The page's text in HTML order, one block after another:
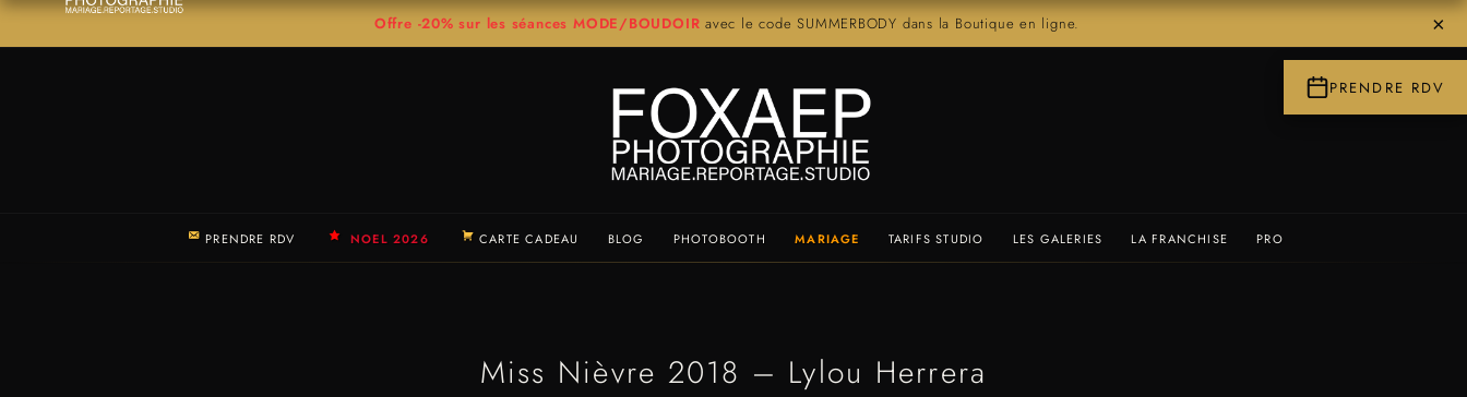
Offre -20% sur les séances MODE/BOUDOIR avec le code SUMMERBODY dans la Boutique en ligne. ×
PRENDRE RDV NOEL 2026 CARTE CADEAU BLOG PHOTOBOOTH MARIAGE TARIFS STUDIO LES GALERIES LA FRANCHISE PRO
Miss Nièvre 2018 – Lylou Herrera
PRENDRE RDV